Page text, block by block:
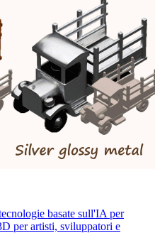
basate sull'IA per
per artisti, sviluppatori e